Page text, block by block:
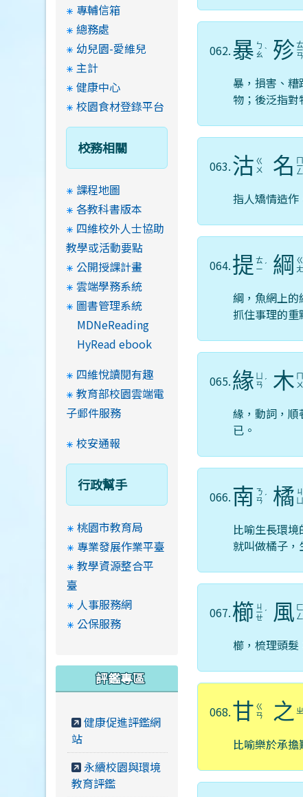
062.暴 ㄅ
ㄠ ˋ 殄 ㄊ
ㄧ
ㄢ
暴，損害、
物；後泛指對
063.沽 ㄍ
ㄨ
名 ㄇ
ㄧ
ㄥ
指人矯情造作
064.提 ㄊ
ㄧ ˊ 綱 ㄍ
ㄤ
綱，魚網上
抓住事理的重
065.緣 ㄢ ˊ 木 ㄇ
ㄨ
緣，動詞，
已。
066. 南 ㄋ
ㄢ ˊ 橘 ㄐ
比喻生長環
就叫做橘子，
067.櫛 ㄐ
ㄧ
ㄝ
ˊ 風 ㄈ
ㄥ
櫛，梳理頭
068.甘 ㄍ
ㄢ
之 ㄓ
比喻樂於承擔
專輔信箱
總務處
幼兒園-愛維兒
主計
健康中心
校園食材登錄平台
校務相關
課程地圖
各教科書版本
四維校外人士協助
教學或活動要點
公開授課計畫
雲端學務系統
圖書管理系統
MDNeReading
HyRead ebook
四維悅讀閱有趣
教育部校園雲端電
子郵件服務
校安通報
行政幫手
桃園市教育局
專業發展作業平臺
教學資源整合平
臺
人事服務網
公保服務
評鑑專區
健康促進評鑑網
站
永續校園與環境
教育評鑑